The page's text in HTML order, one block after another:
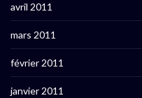
avril 2011
mars 2011
février 2011
janvier 2011